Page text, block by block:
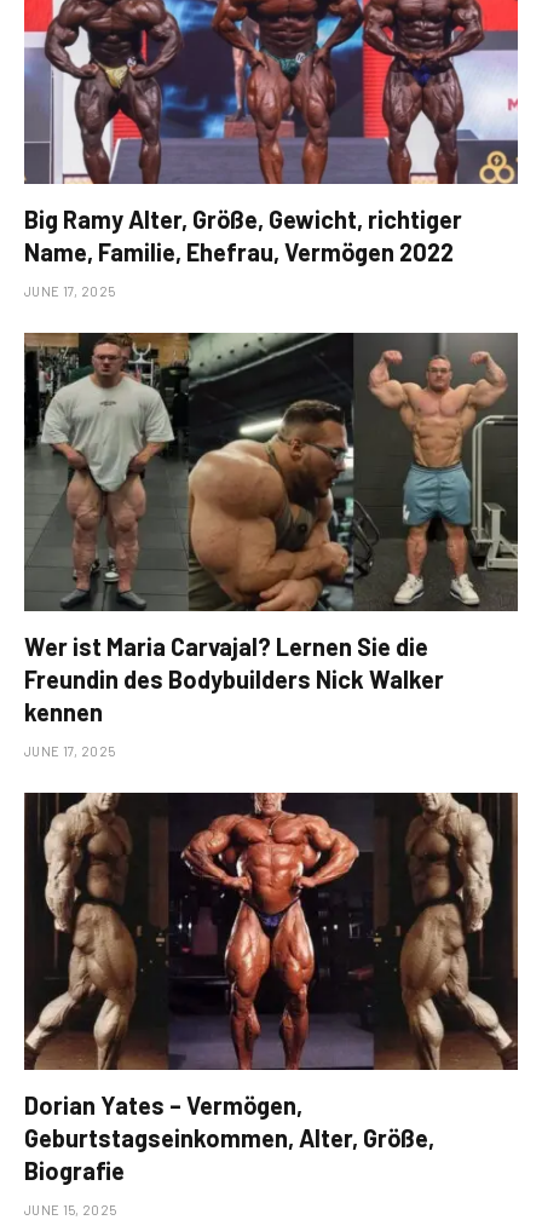
Big Ramy Alter, Größe, Gewicht, richtiger
Name, Familie, Ehefrau, Vermögen 2022
JUNE 17, 2025
Wer ist Maria Carvajal? Lernen Sie die
Freundin des Bodybuilders Nick Walker
kennen
JUNE 17, 2025
Dorian Yates – Vermögen,
Geburtstagseinkommen, Alter, Größe,
Biografie
JUNE 15, 2025